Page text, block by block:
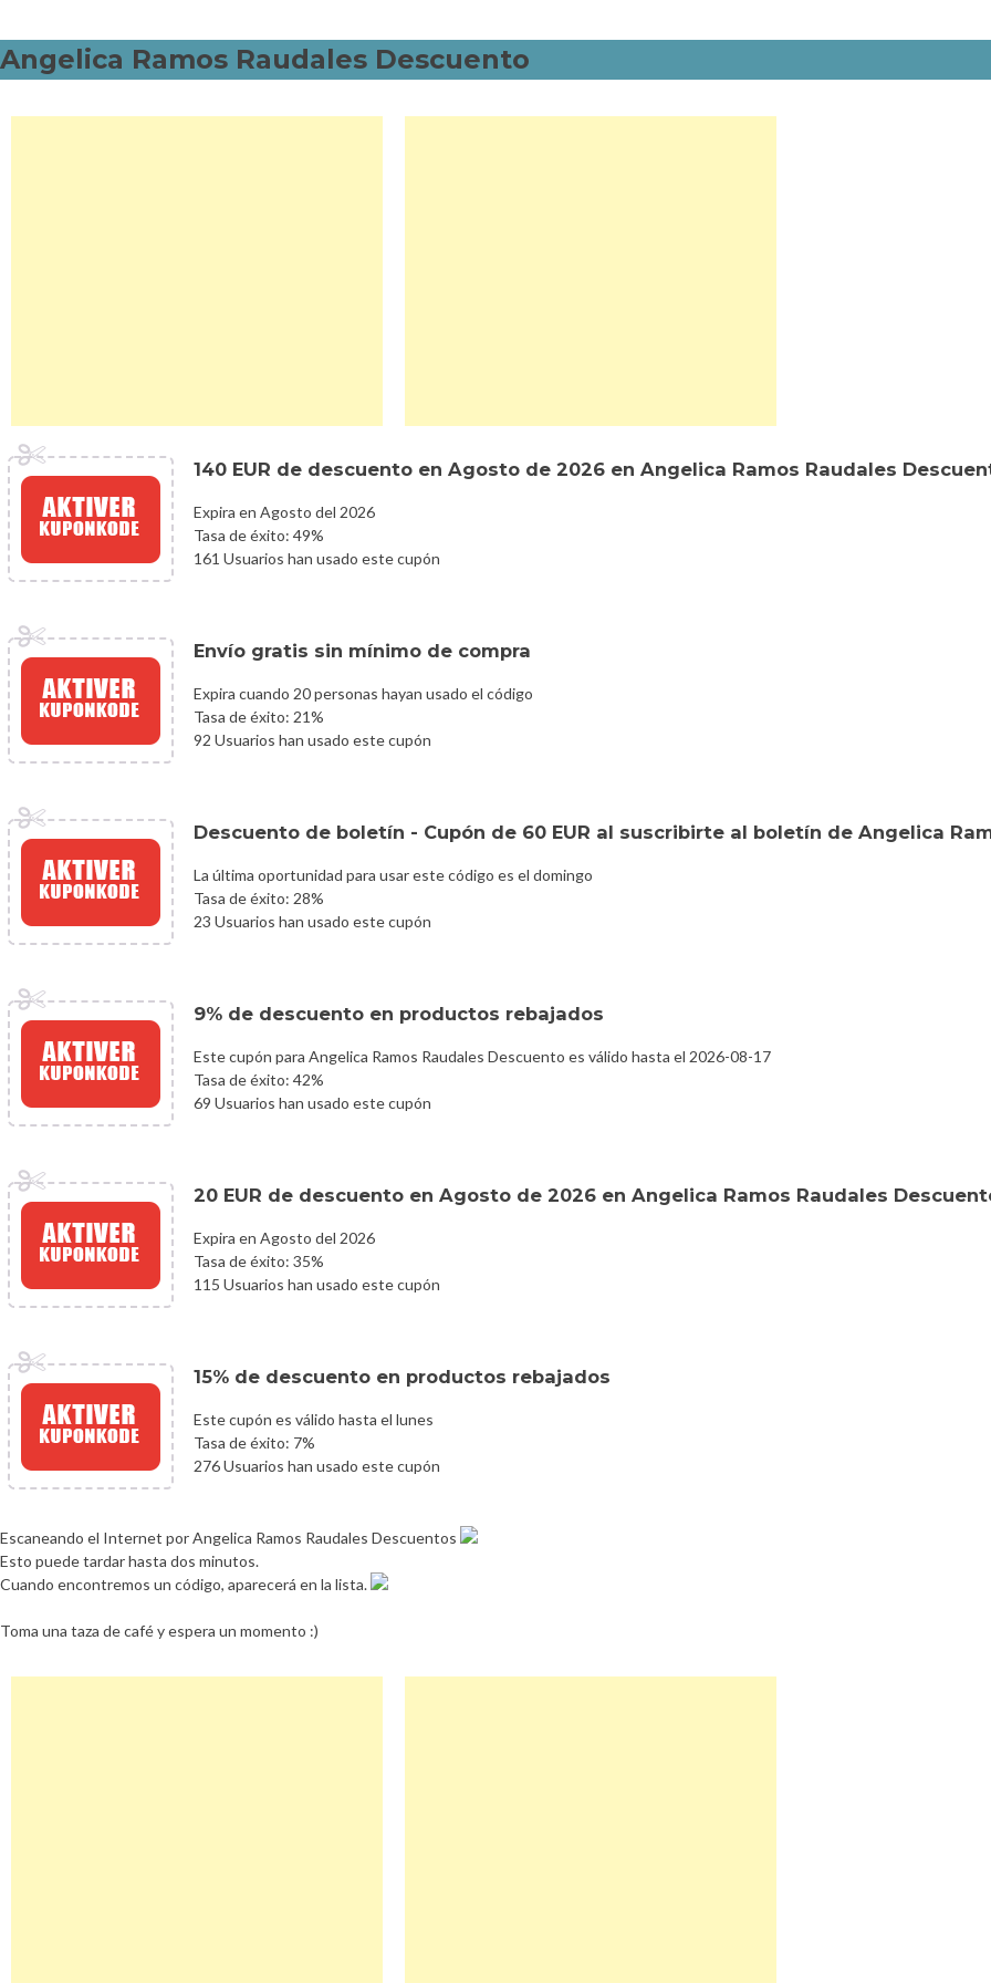
Angelica Ramos Raudales Descuento
140 EUR de descuento en Agosto de 2026 en Angelica Ramos Raudales
Expira en Agosto del 2026
Tasa de éxito: 49%
161 Usuarios han usado este cupón
Envío gratis sin mínimo de compra
Expira cuando 20 personas hayan usado el código
Tasa de éxito: 21%
92 Usuarios han usado este cupón
Descuento de boletín - Cupón de 60 EUR al suscribirte al boletín de Angelica
La última oportunidad para usar este código es el domingo
Tasa de éxito: 28%
23 Usuarios han usado este cupón
9% de descuento en productos rebajados
Este cupón para Angelica Ramos Raudales Descuento es válido hasta el 2026-08-17
Tasa de éxito: 42%
69 Usuarios han usado este cupón
20 EUR de descuento en Agosto de 2026 en Angelica Ramos Raudales
Expira en Agosto del 2026
Tasa de éxito: 35%
115 Usuarios han usado este cupón
15% de descuento en productos rebajados
Este cupón es válido hasta el lunes
Tasa de éxito: 7%
276 Usuarios han usado este cupón
Escaneando el Internet por Angelica Ramos Raudales Descuentos
Esto puede tardar hasta dos minutos.
Cuando encontremos un código, aparecerá en la lista.
Toma una taza de café y espera un momento :)